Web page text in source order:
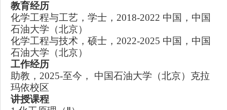
教育经历
化学工程与工艺，学士， 2018-2022 中国， 中国
石油大学（北京）
化学工程与技术，硕士， 2022-2025 中国，中国
石油大学（北京）
工作经历
助教 ， 2025-至今 ，
中国石油大学（北京）克拉
玛依校区
讲授课程